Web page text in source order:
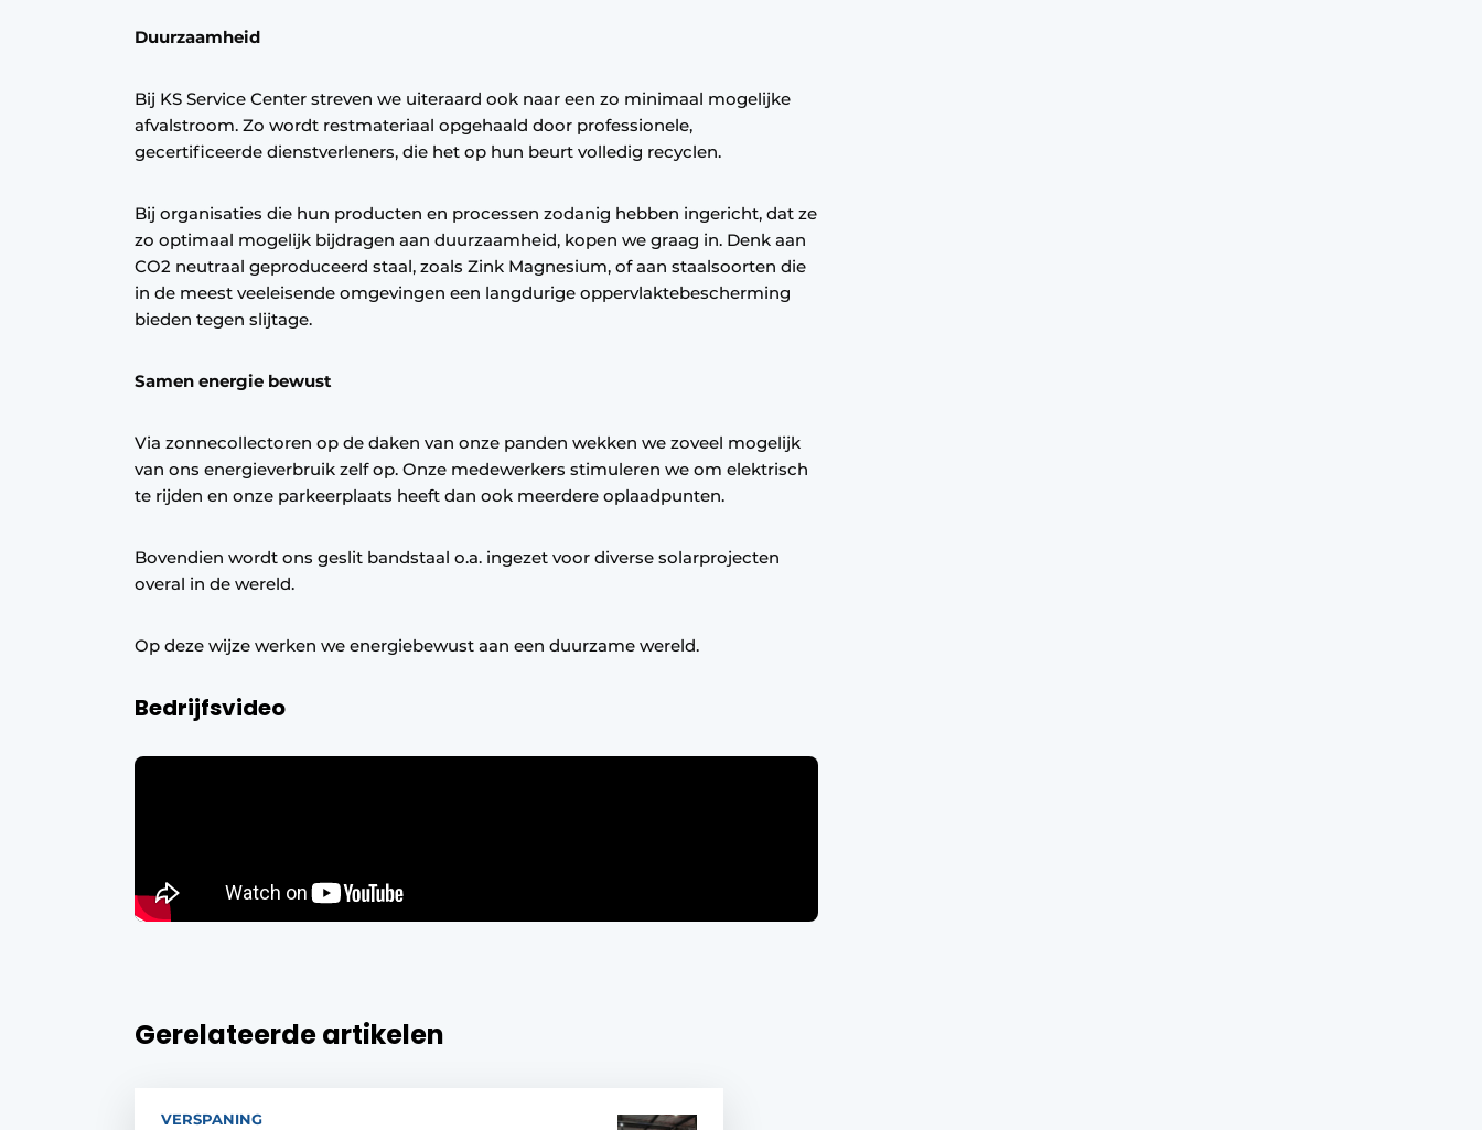
Duurzaamheid
Bij KS Service Center streven we uiteraard ook naar een zo minimaal mogelijke
afvalstroom. Zo wordt restmateriaal opgehaald door professionele,
gecertificeerde dienstverleners, die het op hun beurt volledig recyclen.
Bij organisaties die hun producten en processen zodanig hebben ingericht, dat ze
zo optimaal mogelijk bijdragen aan duurzaamheid, kopen we graag in. Denk aan
CO2 neutraal geproduceerd staal, zoals Zink Magnesium, of aan staalsoorten die
in de meest veeleisende omgevingen een langdurige oppervlaktebescherming
bieden tegen slijtage.
Samen energie bewust
Via zonnecollectoren op de daken van onze panden wekken we zoveel mogelijk
van ons energieverbruik zelf op. Onze medewerkers stimuleren we om elektrisch
te rijden en onze parkeerplaats heeft dan ook meerdere oplaadpunten.
Bovendien wordt ons geslit bandstaal o.a. ingezet voor diverse solarprojecten
overal in de wereld.
Op deze wijze werken we energiebewust aan een duurzame wereld.
Bedrijfsvideo
Gerelateerde artikelen
VERSPANING